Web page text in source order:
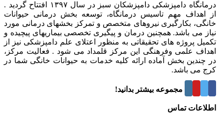
درمانگاه دامپزشکی دامپزشکان سبز در سال ۱۳۹۷ افتتاح گردید .
از اهداف مهم تاسیس درمانگاه، توسعه بخش درمانی حیوانات
خانگی، بکارگیری نیروهای متخصص و تمرکز بخشهای درمانی مورد
نیاز می باشد. همچنین درمان و پیگیری تخصصی بیماریهای پیچیده و
تکمیل پروژه های تحقیقاتی به منظور اعتلای علم دامپزشکی نیز از
اهداف علمی وفرهنگی این مرکز قلمداد می شود . فعالیت مرکز،
در چندین بخش آماده ارائه کلیه خدمات به حیوانات خانگی شما در
کرج می باشد.
درباره این مجموعه بیشتر بدانید!
اطلاعات تماس